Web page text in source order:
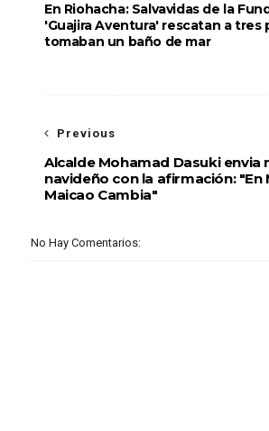
En Riohacha: Salvavidas de la
'Guajira Aventura' rescatan a tres
tomaban un baño de mar
Previous
Alcalde Mohamad Dasuki envia
navideño con la afirmación: "En
Maicao Cambia"
No Hay Comentarios: